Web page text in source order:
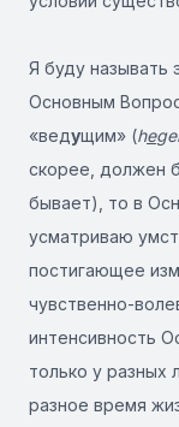
Я буду называть
Основным
«ведущим» (he
скорее, должен
бывает), то в
усматриваю
постигающее
чувственно-
интенсивность
только у разных
разное время